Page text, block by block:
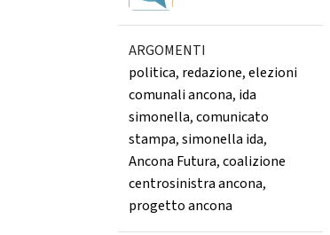
ARGOMENTI
politica, redazione,elezioni
comunali ancona, ida
simonella,comunicato
stampa,simonella ida,
Ancona Futura,coalizione
centrosinistra ancona,
progetto ancona